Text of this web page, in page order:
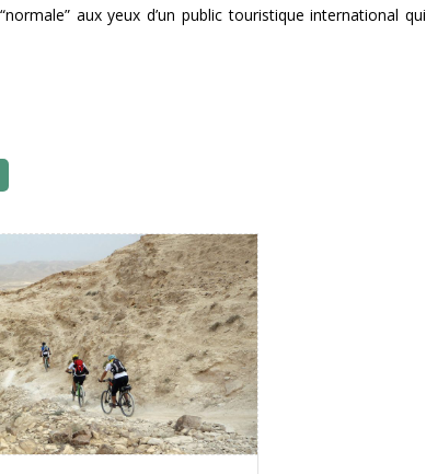
aux yeux d’un public touristique international